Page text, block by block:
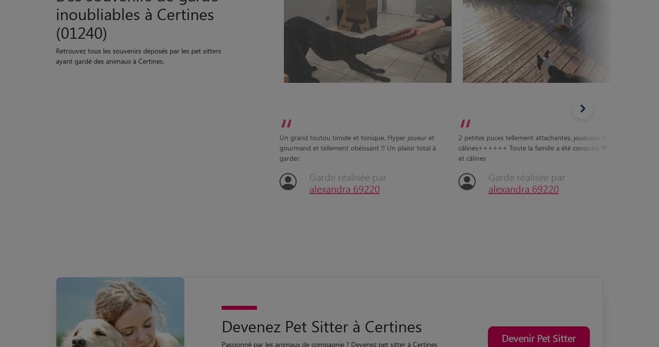
Des souvenirs de garde
inoubliables à Certines
(01240)
“
Un grand toutou timide et tonique. Hyper joueur et
garder.
Garde réalisée par
“
2 petites puces tellement attachantes, joueuses et
et câlines
Garde réalisée par